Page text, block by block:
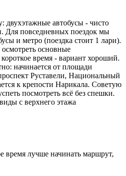
двухэтажные автобусы - чисто
Для повседневных поездок мы
и метро (поездка стоит 1 лари).
основные
время - вариант хороший.
начинается от площади
Руставели, Национальный
к крепости Нарикала. Советую
посмотреть всё без спешки.
с верхнего этажа
время лучше начинать маршрут,